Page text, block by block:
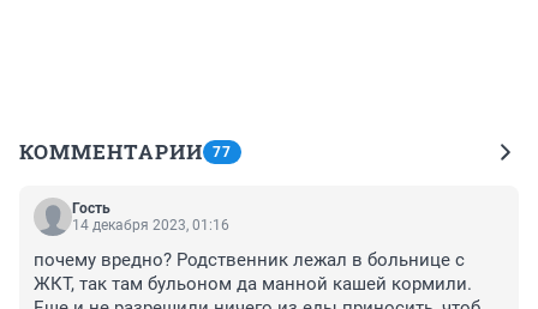
КОММЕНТАРИИ 77
Гость
14 декабря 2023, 01:16
почему вредно? Родственник лежал в больнице с
ЖКТ, так там бульоном да манной кашей кормили.